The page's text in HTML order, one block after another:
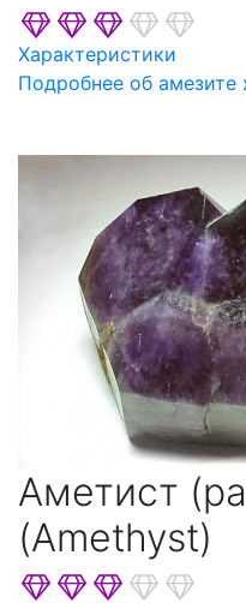
Характеристики
Подробнее об
Аметист
(Amethyst)